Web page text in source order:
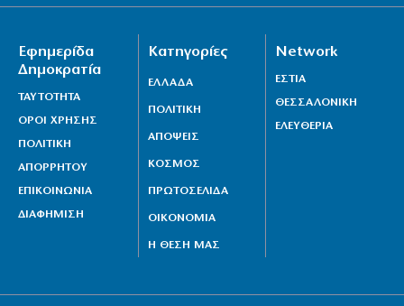
Εφημερίδα
Δημοκρατία
ΤΑΥΤΟΤΗΤΑ
ΟΡΟΙ ΧΡΗΣΗΣ
ΠΟΛΙΤΙΚΗ
ΑΠΟΡΡΗΤΟΥ
ΕΠΙΚΟΙΝΩΝΙΑ
ΔΙΑΦΗΜΙΣΗ
Κατηγορίες
ΕΛΛΑΔΑ
ΠΟΛΙΤΙΚΗ
ΑΠΟΨΕΙΣ
ΚΟΣΜΟΣ
ΠΡΩΤΟΣΕΛΙΔΑ
ΟΙΚΟΝΟΜΙΑ
Η ΘΕΣΗ ΜΑΣ
Network
ΕΣΤΙΑ
ΘΕΣΣΑΛΟΝΙΚΗ
ΕΛΕΥΘΕΡΙΑ